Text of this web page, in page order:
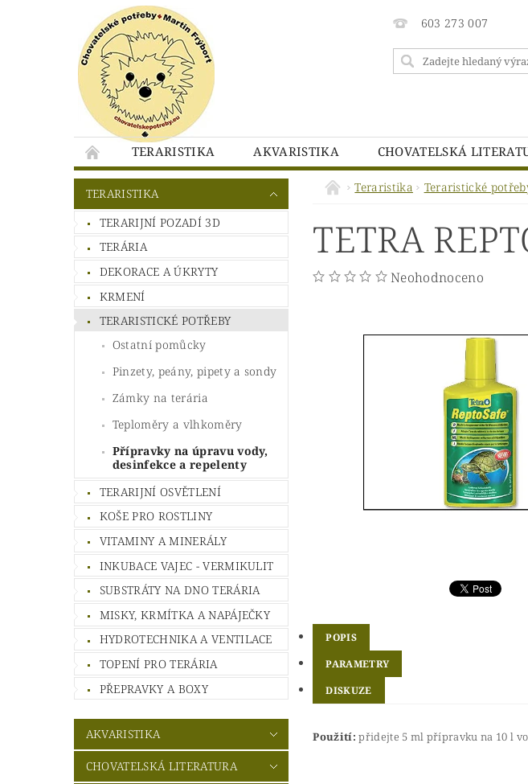
603 273 007
TERARISTIKA AKVARISTIKA CHOVATELSKÁ
CHOVATELSKEPOTREBY.EU - KONTAKTY
CHOVATELSKÉ
CHOVATELSKEPOTREBY.EU - OBCHODNÍ PODMÍNKY
TERARISTIKA
TERARIJNÍ POZADÍ 3D
TERÁRIA
DEKORACE A ÚKRYTY
KRMENÍ
TERARISTICKÉ POTŘEBY
Ostatní pomůcky
Pinzety, peány, pipety a sondy
Zámky na terária
Teploměry a vlhkoměry
Přípravky na úpravu vody,
desinfekce a repelenty
TERARIJNÍ OSVĚTLENÍ
KOŠE PRO ROSTLINY
VITAMINY A MINERÁLY
INKUBACE VAJEC - VERMIKULIT
SUBSTRÁTY NA DNO TERÁRIA
MISKY, KRMÍTKA A NAPÁJEČKY
HYDROTECHNIKA A VENTILACE
TOPENÍ PRO TERÁRIA
PŘEPRAVKY A BOXY
AKVARISTIKA
CHOVATELSKÁ LITERATURA
Teraristika Teraristické
TETRA
Neohodnoceno
POPIS
PARAMETRY
DISKUZE
Použití: přidejte 5 ml přípravku na 10 l